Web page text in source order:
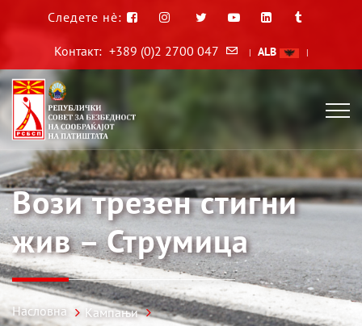
Следете нè:
Контакт: +389 (0)2 2700 047 | ALB |
Вози трезен стигни
жив – Струмица
Насловна Кампањи